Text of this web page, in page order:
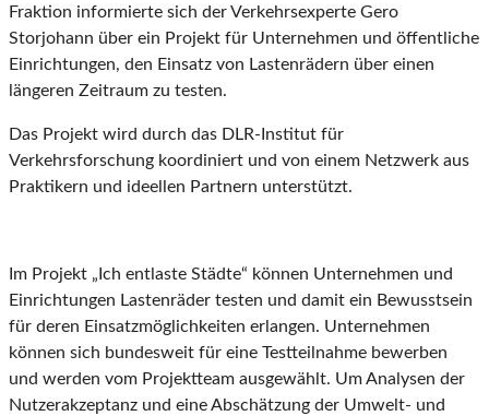
Fraktion informierte sich der Verkehrsexperte Gero
Storjohann über ein Projekt für Unternehmen und öffentliche
Einrichtungen, den Einsatz von Lastenrädern über einen
längeren Zeitraum zu testen.
Das Projekt wird durch das DLR-Institut für
Verkehrsforschung koordiniert und von einem Netzwerk aus
Praktikern und ideellen Partnern unterstützt.
Im Projekt „Ich entlaste Städte“ können Unternehmen und
Einrichtungen Lastenräder testen und damit ein Bewusstsein
für deren Einsatzmöglichkeiten erlangen. Unternehmen
können sich bundesweit für eine Testteilnahme bewerben
und werden vom Projektteam ausgewählt. Um Analysen der
Nutzerakzeptanz und eine Abschätzung der Umwelt- und